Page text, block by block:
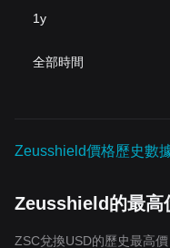
1y
全部時間
Zeusshield價格歷史數
Zeusshield的最高
ZSC兌換USD的歷史最高